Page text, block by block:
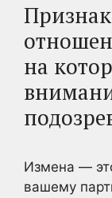
на
Измена —
вашему